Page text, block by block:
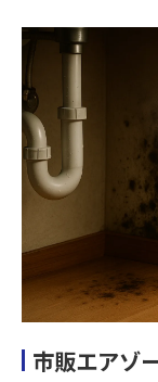
市販エアゾ